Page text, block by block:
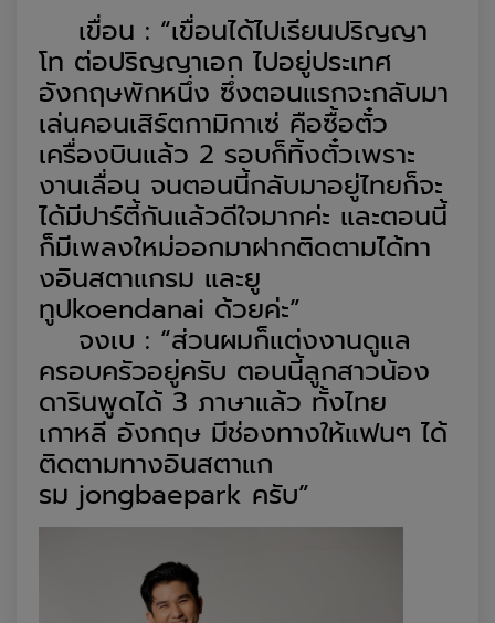
เขื่อน : “เขื่อนได้ไปเรียนปริญญา
โท ต่อปริญญาเอก ไปอยู่ประเทศ
อังกฤษพักหนึ่ง ซึ่งตอนแรกจะกลับมา
เล่นคอนเสิร์ตกามิกาเซ่ คือซื้อตั๋ว
เครื่องบินแล้ว 2 รอบก็ทิ้งตั๋วเพราะ
งานเลื่อน จนตอนนี้กลับมาอยู่ไทยก็จะ
ได้มีปาร์ตี้กันแล้วดีใจมากค่ะ และตอนนี้
ก็มีเพลงใหม่ออกมาฝากติดตามได้ทา
งอินสตาแกรม และยู
ทูปkoendanai ด้วยค่ะ”
จงเบ : “ส่วนผมก็แต่งงานดูแล
ครอบครัวอยู่ครับ ตอนนี้ลูกสาวน้อง
ดารินพูดได้ 3 ภาษาแล้ว ทั้งไทย
เกาหลี อังกฤษ มีช่องทางให้แฟนๆ ได้
ติดตามทางอินสตาแก
รม jongbaepark ครับ”